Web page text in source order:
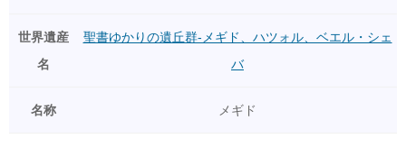
世界遺産
名
聖書ゆかりの遺丘群-メギド、ハツォル、ベエル・シェ
バ
名称 メギド